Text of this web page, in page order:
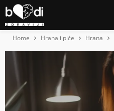
Home Hrana i piće Hrana